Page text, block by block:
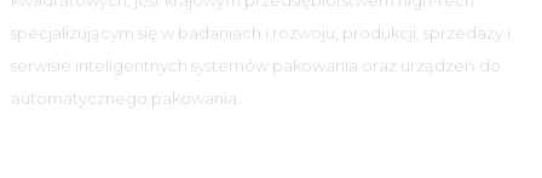
specjalizującym się w badaniach i rozwoju, produkcji, sprzedaży i
serwisie inteligentnych systemów pakowania oraz urządzeń do
automatycznego pakowania.